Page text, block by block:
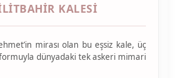
KALESI
mirası olan bu eşsiz kale, üç
dünyadaki tek askeri mimari